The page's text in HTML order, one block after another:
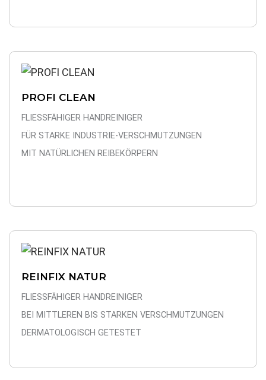
PROFI CLEAN
FLIESSFÄHIGER HANDREINIGER
FÜR STARKE INDUSTRIE-VERSCHMUTZUNGEN
MIT NATÜRLICHEN REIBEKÖRPERN
REINFIX NATUR
FLIESSFÄHIGER HANDREINIGER
BEI MITTLEREN BIS STARKEN VERSCHMUTZUNGEN
DERMATOLOGISCH GETESTET